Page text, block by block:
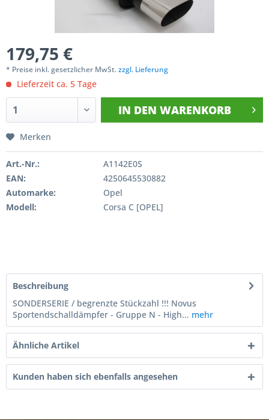
179,75 €
* Preise inkl. gesetzlicher MwSt.zzgl. Lieferung
Lieferzeit ca. 5 Tage
IN DEN WARENKORB
Merken
Art.-Nr.:
A1142E0S
EAN:
4250645530882
Automarke:
Opel
Modell:
Corsa C [OPEL]
Beschreibung
SONDERSERIE / begrenzte Stückzahl !!! Novus
Sportendschalldämpfer - Gruppe N - High... mehr
Ähnliche Artikel
Kunden haben sich ebenfalls angesehen